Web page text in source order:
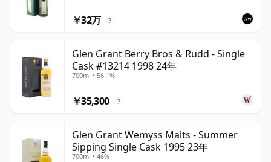
￥32万 ?
Glen Grant Berry Bros & Rudd - Single
Cask #13214 1998 24年
700ml • 56.1%
￥35,300 ?
Glen Grant Wemyss Malts - Summer
Sipping Single Cask 1995 23年
700ml • 46%